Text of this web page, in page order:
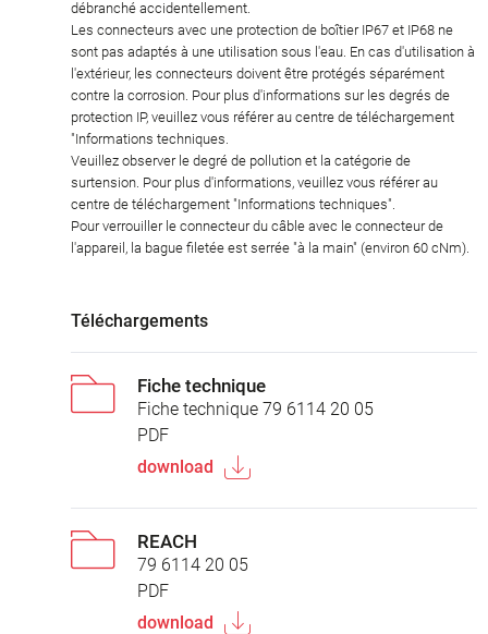
débranché accidentellement.
Les connecteurs avec une protection de boîtier IP67 et IP68 ne
sont pas adaptés à une utilisation sous l'eau. En cas d'utilisation à
l'extérieur, les connecteurs doivent être protégés séparément
contre la corrosion. Pour plus d'informations sur les degrés de
protection IP, veuillez vous référer au centre de téléchargement
"Informations techniques.
Veuillez observer le degré de pollution et la catégorie de
surtension. Pour plus d'informations, veuillez vous référer au
centre de téléchargement "Informations techniques".
Pour verrouiller le connecteur du câble avec le connecteur de
l'appareil, la bague filetée est serrée "à la main" (environ 60 cNm).
Téléchargements
Fiche technique
Fiche technique 79 6114 20 05
PDF
download
REACH
79 6114 20 05
PDF
download